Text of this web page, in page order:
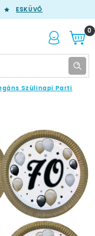
ESKÜVŐ
0
Szülinapi Parti